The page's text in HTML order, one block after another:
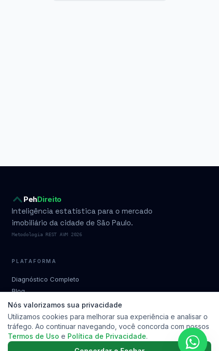
PehDireito
Inteligência estatística para o mercado
imobiliário da cidade de São Paulo.
Metodologia REST AVM 2026
PLATAFORMA
Diagnóstico Completo
Blog
Condomínios por bairro
Planos
Metodologia
Soluções
Nós valorizamos sua privacidade
Utilizamos cookies para melhorar sua experiência e analisar o
tráfego. Ao continuar navegando, você concorda com nossos
Termos de Uso e Política de Privacidade.